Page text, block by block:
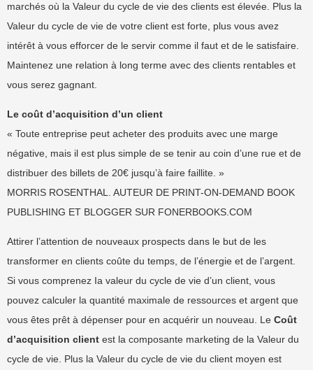
marchés où la Valeur du cycle de vie des clients est élevée. Plus la
Valeur du cycle de vie de votre client est forte, plus vous avez
intérêt à vous efforcer de le servir comme il faut et de le satisfaire.
Maintenez une relation à long terme avec des clients rentables et
vous serez gagnant.
Le coût d’acquisition d’un client
« Toute entreprise peut acheter des produits avec une marge
négative, mais il est plus simple de se tenir au coin d’une rue et de
distribuer des billets de 20€ jusqu’à faire faillite. »
MORRIS ROSENTHAL. AUTEUR DE PRINT-ON-DEMAND BOOK
PUBLISHING ET BLOGGER SUR FONERBOOKS.COM
Attirer l’attention de nouveaux prospects dans le but de les
transformer en clients coûte du temps, de l’énergie et de l’argent.
Si vous comprenez Ia valeur du cycle de vie d’un client, vous
pouvez calculer la quantité maximale de ressources et argent que
vous êtes prêt à dépenser pour en acquérir un nouveau. Le Coût
d’acquisition client est la composante marketing de la Valeur du
cycle de vie. Plus la Valeur du cycle de vie du client moyen est